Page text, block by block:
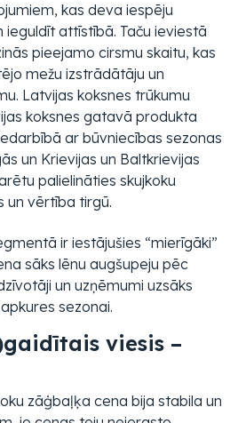
kas deva iespēju
attīstībā. Taču ieviestā
pieejamo cirsmu skaitu, kas
mežu izstrādātāju un
Latvijas koksnes trūkumu
koksnes gatavā produkta
ar būvniecības sezonas
un Krievijas un Baltkrievijas
palielināties skujkoku
un vērtība tirgū.
ir iestājušies “mierīgāki”
sāks lēnu augšupeju pēc
un uzņēmumi uzsāks
sezonai.
viesis –
zāģbaļķa cena bija stabila un